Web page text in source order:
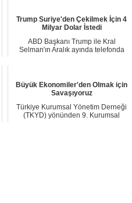
Trump Suriye'den Çekilmek İçin 4
Milyar Dolar İstedi
ABD Başkanı Trump ile Kral
Selman'ın Aralık ayında telefonda
Büyük Ekonomiler'den Olmak için
Savaşıyoruz
Türkiye Kurumsal Yönetim Derneği
(TKYD) yönünden 9. Kurumsal